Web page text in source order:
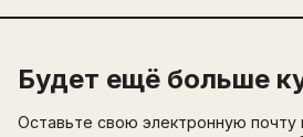
Будет ещё больше
Оставьте свою электронную